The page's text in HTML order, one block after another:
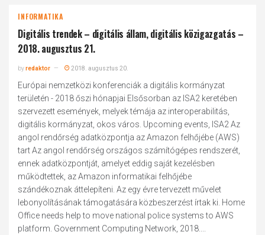
INFORMATIKA
Digitális trendek – digitális állam, digitális közigazgatás –
2018. augusztus 21.
byredaktor 2018. augusztus 20.
Európai nemzetközi konferenciák a digitális kormányzat
területén - 2018 őszi hónapjai Elsősorban az ISA2 keretében
szervezett események, melyek témája az interoperabilitás,
digitális kormányzat, okos város. Upcoming events, ISA2 Az
angol rendőrség adatközpontja az Amazon felhőjébe (AWS)
tart Az angol rendőrség országos számítógépes rendszerét,
ennek adatközpontját, amelyet eddig saját kezelésben
működtettek, az Amazon informatikai felhőjébe
szándékoznak áttelepíteni. Az egy évre tervezett művelet
lebonyolításának támogatására közbeszerzést írtak ki. Home
Office needs help to move national police systems to AWS
platform. Government Computing Network, 2018....